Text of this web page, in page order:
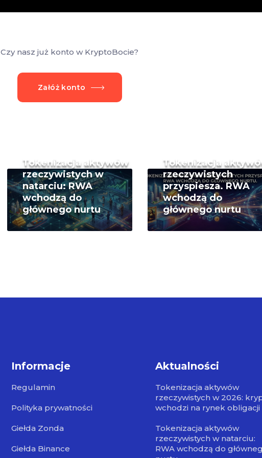
Czy nasz już konto w KryptoBocie?
Załóż konto
Tokenizacja aktywów
rzeczywistych w
natarciu: RWA
wchodzą do
głównego nurtu
Tokenizacja
rzeczywistych
przyspiesza. RWA
wchodzą do
głównego nurtu
Informacje
Regulamin
Polityka prywatności
Giełda Zonda
Giełda Binance
Aktualności
Tokenizacja aktywów
rzeczywistych w 2026:
wchodzi na rynek obligacji
Tokenizacja aktywów
rzeczywistych w natarciu:
RWA wchodzą do